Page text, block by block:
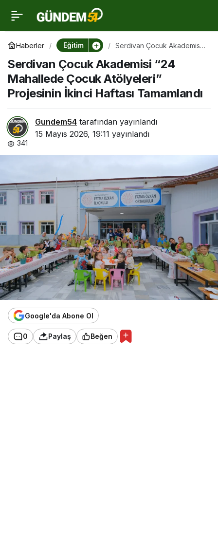
Haberler Eğitim
Serdivan Çocuk Akademisi
Atölyeleri” Projesinin İkinci
Haftası Tamamlandı
Serdivan Çocuk Akademisi “24
Mahallede Çocuk Atölyeleri”
Projesinin İkinci Haftası Tamamlandı
Gundem54 tarafından yayınlandı
15 Mayıs 2026, 19:11 yayınlandı
341
Google'da Abone Ol
0 Paylaş Beğen
Serdivan Çocuk
Akademisi “24
Mahallede Çocuk
Atölyeleri” Projesinin
İkinci Haftası
Tamamlandı